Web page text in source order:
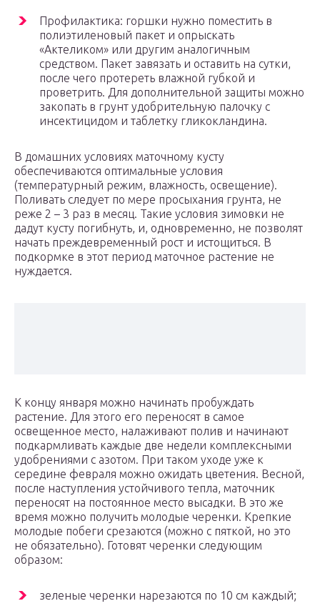
Профилактика: горшки нужно поместить в
полиэтиленовый пакет и опрыскать
«Актеликом» или другим аналогичным
средством. Пакет завязать и оставить на сутки,
после чего протереть влажной губкой и
проветрить. Для дополнительной защиты можно
закопать в грунт удобрительную палочку с
инсектицидом и таблетку гликокландина.
В домашних условиях маточному кусту
обеспечиваются оптимальные условия
(температурный режим, влажность, освещение).
Поливать следует по мере просыхания грунта, не
реже 2 – 3 раз в месяц. Такие условия зимовки не
дадут кусту погибнуть, и, одновременно, не позволят
начать преждевременный рост и истощиться. В
подкормке в этот период маточное растение не
нуждается.
К концу января можно начинать пробуждать
растение. Для этого его переносят в самое
освещенное место, налаживают полив и начинают
подкармливать каждые две недели комплексными
удобрениями с азотом. При таком уходе уже к
середине февраля можно ожидать цветения. Весной,
после наступления устойчивого тепла, маточник
переносят на постоянное место высадки. В это же
время можно получить молодые черенки. Крепкие
молодые побеги срезаются (можно с пяткой, но это
не обязательно). Готовят черенки следующим
образом:
зеленые черенки нарезаются по 10 см каждый;